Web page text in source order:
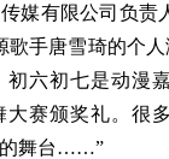
媒有限公司负责
歌手唐雪琦的个人
初六初七是动漫
大赛颁奖礼。很
的舞台……”